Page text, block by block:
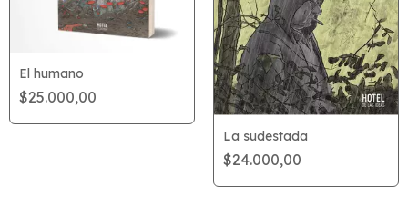
El humano
$25.000,00
La sudestada
$24.000,00